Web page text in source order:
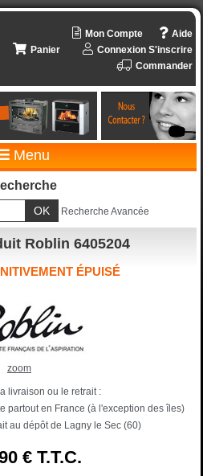
Aide
Mon Compte
Connexion S'inscrire
Panier
Commander
Menu
Recherche Avancée
Roblin 6405204
ÉPUISÉ
zoom
livraison ou le retrait :
partout en France (à l'exception des îles)
au dépôt de Lagny le Sec (60)
€ T.T.C.